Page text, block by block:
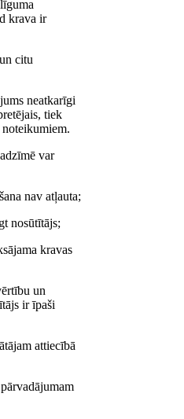
krava ir
citu
neatkarīgi
tiek
noteikumiem.
var
nav atļauta;
nosūtītājs;
kravas
un
ir īpaši
attiecībā